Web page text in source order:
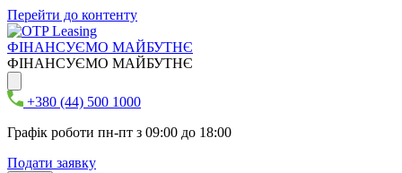
Перейти до контенту
ФІНАНСУЄМО МАЙБУТНЄ
ФІНАНСУЄМО МАЙБУТНЄ
+380 (44) 500 1000
Графік роботи пн-пт з 09:00 до 18:00
Подати заявку